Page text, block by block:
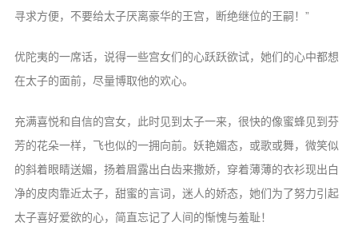
寻求方便，不要给太子厌离豪华的王宫，断绝继位的王嗣！”
优陀夷的一席话，说得一些宫女们的心跃跃欲试，她们的心中都想
在太子的面前，尽量博取他的欢心。
充满喜悦和自信的宫女，此时见到太子一来，很快的像蜜蜂见到芬
芳的花朵一样，飞也似的一拥向前。妖艳媚态，或歌或舞，微笑似
的斜着眼睛送媚，扬着眉露出白齿来撒娇，穿着薄薄的衣衫现出白
净的皮肉靠近太子，甜蜜的言词，迷人的娇态，她们为了努力引起
太子喜好爱欲的心，简直忘记了人间的惭愧与羞耻！